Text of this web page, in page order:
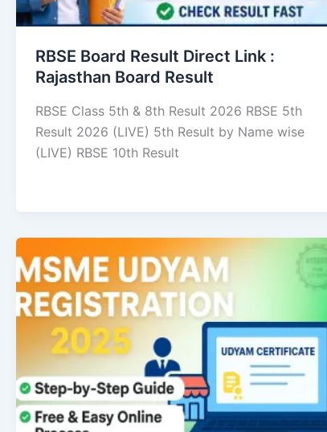
RBSE Board Result Direct Link : ​
Rajasthan Board Result
RBSE Class 5th & 8th Result 2026 RBSE 5th
Result 2026 (LIVE) 5th Result by Name wise
(LIVE) RBSE 10th Result